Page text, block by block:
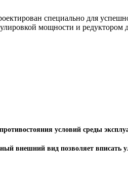
специально для
мощности и редуктором
условий среды
внешний вид позволяет вписать